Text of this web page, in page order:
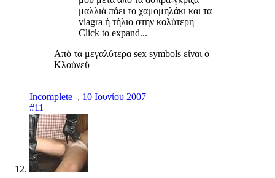
μαλλιά πάει το χαμομηλάκι και τα
viagra ή τήλιο στην καλύτερη
Click to expand...
Από τα μεγαλύτερα sex symbols είναι ο
Κλούνεϋ
Incomplete_ , 10 Ιουνίου 2007
#11